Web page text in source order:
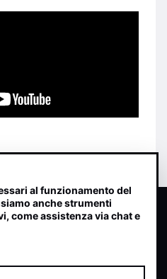
generata dall analisi di
al funzionamento del
anche strumenti
come assistenza via chat e